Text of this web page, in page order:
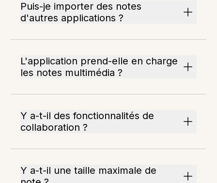
Puis-je importer des notes
d'autres applications ?
L'application prend-elle en charge
les notes multimédia ?
Y a-t-il des fonctionnalités de
collaboration ?
Y a-t-il une taille maximale de